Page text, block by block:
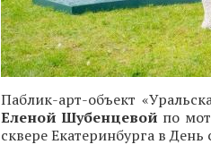
Паблик-арт-объект
Еленой Шубенцевой по
сквере Екатеринбурга в День